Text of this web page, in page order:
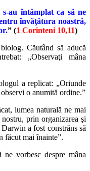
au întâmplat ca să ne
învăţătura noastră,
” (1 Corinteni 10,11)
Căutând să aducă
„Observaţi mâna
a replicat: „Oriunde
o anumită ordine.”
lumea naturală ne mai
prin organizarea şi
a fost constrâns să
făcut mai înainte”.
vorbesc despre mâna